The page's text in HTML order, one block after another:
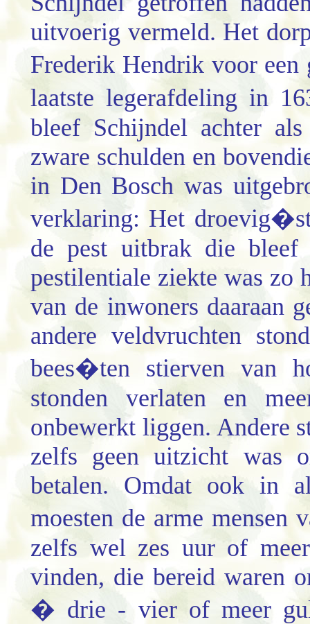
uitvoerig vermeld. Het
Frederik Hendrik voor
laatste legerafdeling in
bleef Schijndel achter
zware schulden en
in Den Bosch was
verklaring: Het
de pest uitbrak die
pestilentiale ziekte was zo
van de inwoners daaraan
andere veldvruchten
bees�ten stierven van
stonden verlaten en
onbewerkt liggen. Andere
zelfs geen uitzicht was
betalen. Omdat ook in
moesten de arme
zelfs wel zes uur of
vinden, die bereid waren
� drie - vier of meer